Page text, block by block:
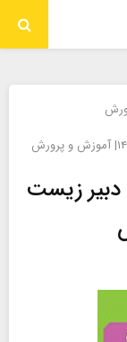
دبیر زیست